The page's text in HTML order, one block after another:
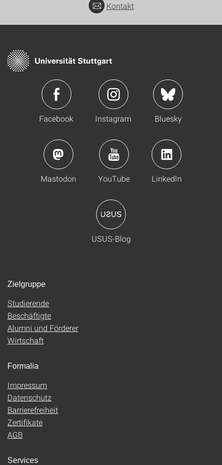
Kontakt
Facebook Instagram Bluesky
Mastodon YouTube LinkedIn
USUS-Blog
Zielgruppe
Studierende
Beschäftigte
Alumni und Förderer
Wirtschaft
Formalia
Impressum
Datenschutz
Barrierefreiheit
Zertifikate
AGB
Services